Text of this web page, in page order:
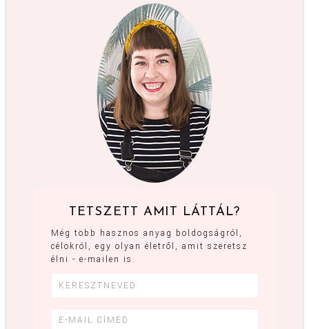
TETSZETT AMIT LÁTTÁL?
Még több hasznos anyag boldogságról,
célokról, egy olyan életről, amit szeretsz
élni - e-mailen is.